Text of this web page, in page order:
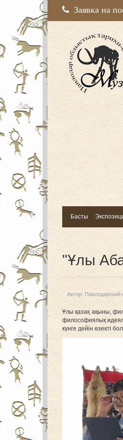
Заявка на
Басты
"Ұлы
Автор: Павлодарский
Ұлы қазақ ақыны,
философиялық
күнге дейін өзекті